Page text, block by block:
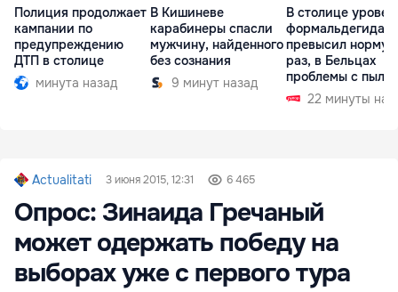
Полиция продолжает
кампании по
предупреждению
ДТП в столице
минута назад
В Кишиневе
карабинеры спасли
мужчину, найденного
без сознания
9 минут назад
В столице
формальдегида
превысил норму
раз, в Бельцах
проблемы с
22 минуты
Actualitati 3 июня 2015, 12:31 6 465
Опрос: Зинаида Гречаный
может одержать победу на
выборах уже с первого тура